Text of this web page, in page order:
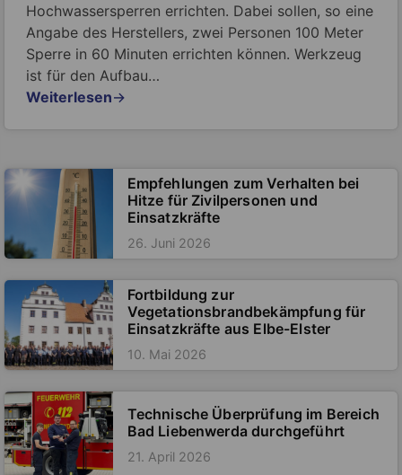
Hochwassersperren errichten. Dabei sollen, so eine
Angabe des Herstellers, zwei Personen 100 Meter
Sperre in 60 Minuten errichten können. Werkzeug
ist für den Aufbau…
Weiterlesen→
Empfehlungen zum Verhalten bei
Hitze für Zivilpersonen und
Einsatzkräfte
26. Juni 2026
Fortbildung zur
Vegetationsbrandbekämpfung für
Einsatzkräfte aus Elbe-Elster
10. Mai 2026
Technische Überprüfung im Bereich
Bad Liebenwerda durchgeführt
21. April 2026